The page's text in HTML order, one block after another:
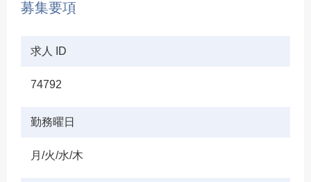
募集要項
求人 ID
74792
勤務曜日
月/火/水/木